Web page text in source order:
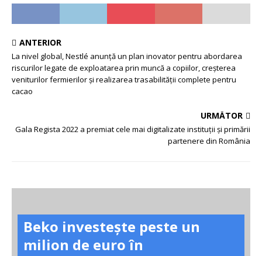
ANTERIOR
La nivel global, Nestlé anunță un plan inovator pentru abordarea
riscurilor legate de exploatarea prin muncă a copiilor, creșterea
veniturilor fermierilor și realizarea trasabilității complete pentru
cacao
URMĂTOR
Gala Regista 2022 a premiat cele mai digitalizate instituții și primării
partenere din România
Beko investește peste un
milion de euro în